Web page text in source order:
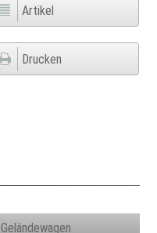
Artikel
Drucken
Geländewagen